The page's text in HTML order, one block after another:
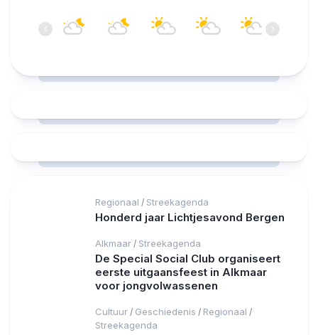
‹ ›
Regionaal / Streekagenda
Honderd jaar Lichtjesavond Bergen
Alkmaar / Streekagenda
De Special Social Club organiseert
eerste uitgaansfeest in Alkmaar
voor jongvolwassenen
Cultuur / Geschiedenis / Regionaal /
Streekagenda